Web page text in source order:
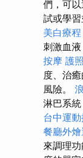
們，可
試或學習
美白療程
刺激血
按摩 護
度、治
風險。
淋巴系
台中運
餐廳外
來調理